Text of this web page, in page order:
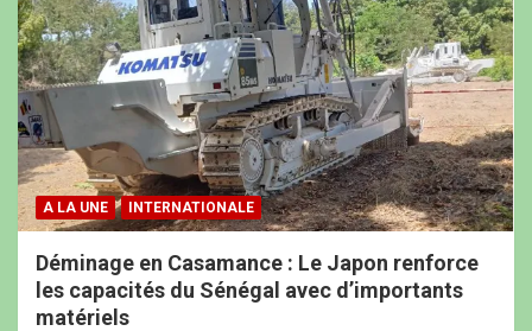
A LA UNE INTERNATIONALE
Déminage en Casamance : Le Japon renforce
les capacités du Sénégal avec d’importants
matériels